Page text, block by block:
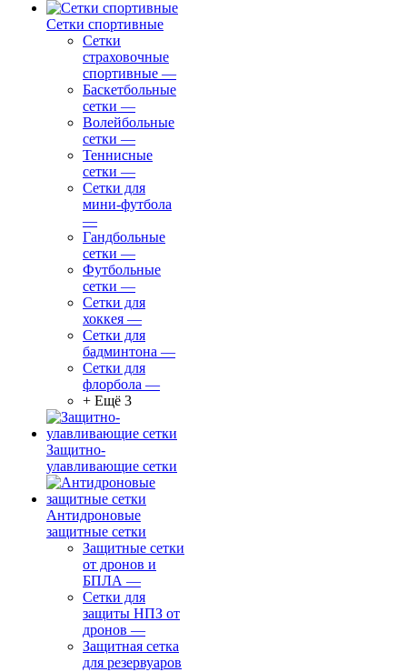
Сетки спортивные
Сетки
страховочные
спортивные —
Баскетбольные
сетки —
Волейбольные
сетки —
Теннисные
сетки —
Сетки для
мини-футбола
—
Гандбольные
сетки —
Футбольные
сетки —
Сетки для
хоккея —
Сетки для
бадминтона —
Сетки для
флорбола —
+ Ещё 3
Защитно-
улавливающие сетки
Антидроновые
защитные сетки
Защитные сетки
от дронов и
БПЛА —
Сетки для
защиты НПЗ от
дронов —
Защитная сетка
для резервуаров